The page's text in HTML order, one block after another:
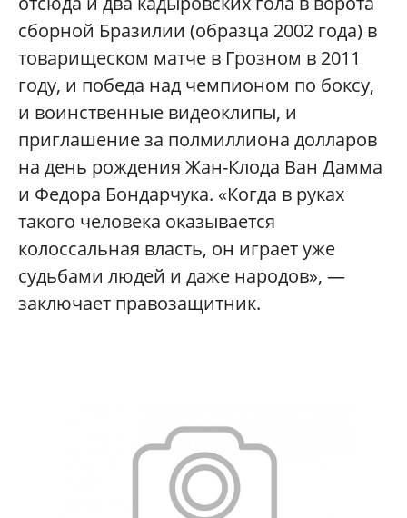
сборной Бразилии (образца 2002 года) в
товарищеском матче в Грозном в 2011
году, и победа над чемпионом по боксу,
и воинственные видеоклипы, и
приглашение за полмиллиона долларов
на день рождения Жан-Клода Ван Дамма
и Федора Бондарчука. «Когда в руках
такого человека оказывается
колоссальная власть, он играет уже
судьбами людей и даже народов», —
заключает правозащитник.